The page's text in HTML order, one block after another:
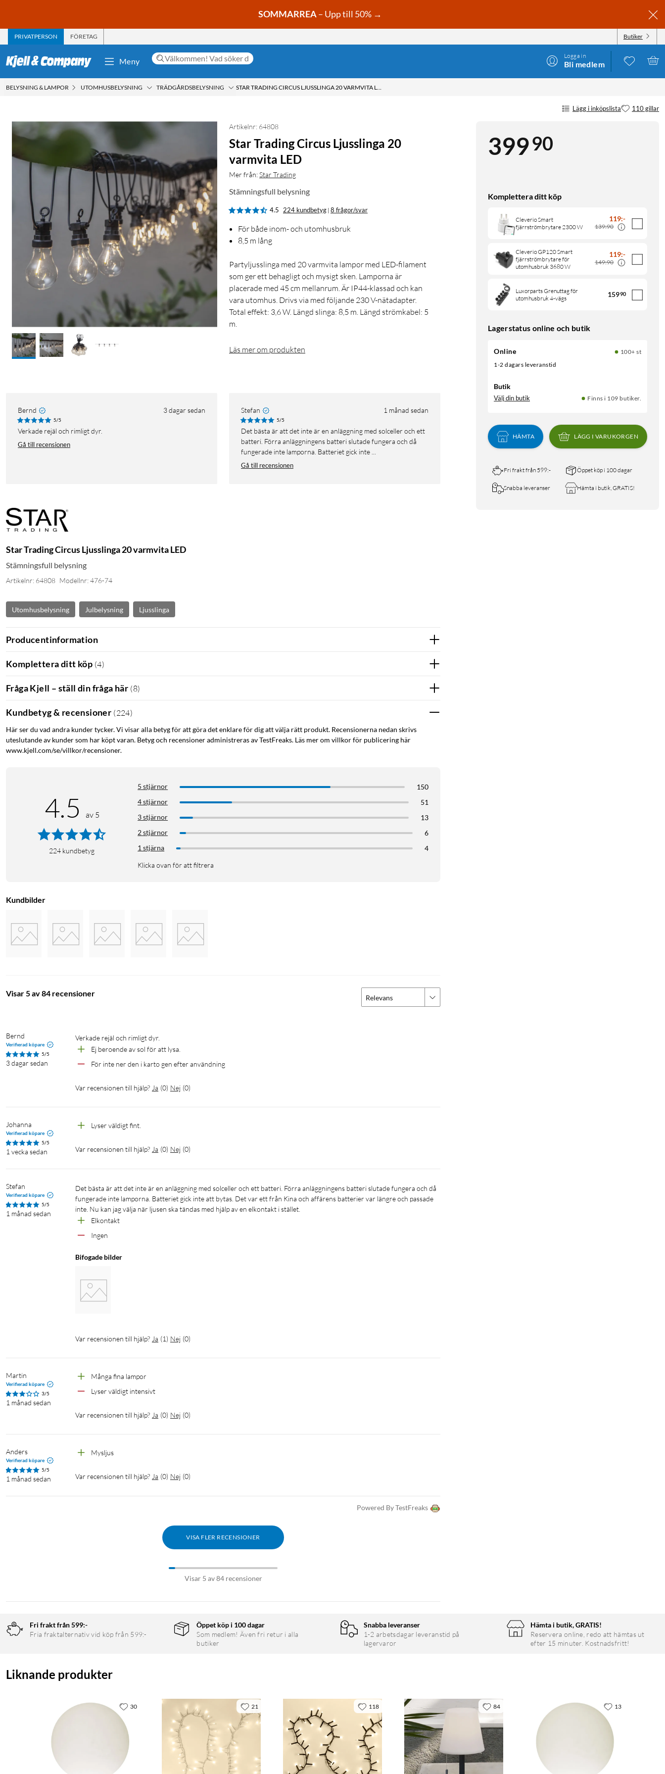
SOMMARREA– Upp till 50% →
PRIVATPERSON FÖRETAG Butiker
Meny
Logga in
Bli medlem
BELYSNING & LAMPOR UTOMHUSBELYSNING TRÄDGÅRDSBELYSNING STAR TRADING CIRCUS LJUSSLINGA 20 VARMVITA LED
Lägg i inköpslista 110 gillar
39990
Komplettera ditt köp
Cleverio Smart
fjärrströmbrytare 2300 W
119:-
139:90
Cleverio GP120 Smart
fjärrströmbrytare för
utomhusbruk 3680 W
119:-
149:90
Luxorparts Grenuttag för
utomhusbruk 4-vägs
15990
Lagerstatus online och butik
Online
100+ st
1-2 dagars leveranstid
Butik
Välj din butik Finns i 109 butiker.
HÄMTA LÄGG I VARUKORGEN
Fri frakt från 599:- Öppet köp i 100 dagar
Snabba leveranser Hämta i butik, GRATIS!
Artikelnr: 64808
Star Trading Circus Ljusslinga 20
varmvita LED
Mer från:Star Trading
Stämningsfull belysning
4.5 224 kundbetyg | 8 frågor/svar
För både inom- och utomhusbruk
8,5 m lång
Partyljusslinga med 20 varmvita lampor med LED-filament
som ger ett behagligt och mysigt sken. Lamporna är
placerade med 45 cm mellanrum. Är IP44-klassad och kan
vara utomhus. Drivs via med följande 230 V-nätadapter.
Total effekt: 3,6 W. Längd slinga: 8,5 m. Längd strömkabel: 5
m.
Läs mer om produkten
Bernd 3 dagar sedan
5/5
Verkade rejäl och rimligt dyr.
Gå till recensionen
Stefan 1 månad sedan
5/5
Det bästa är att det inte är en anläggning med solceller och ett
batteri. Förra anläggningens batteri slutade fungera och då
fungerade inte lamporna. Batteriet gick inte ...
Gå till recensionen
Star Trading Circus Ljusslinga 20 varmvita LED
Stämningsfull belysning
Artikelnr: 64808 Modellnr: 476-74
Utomhusbelysning Julbelysning Ljusslinga
Producentinformation
Komplettera ditt köp (4)
Fråga Kjell – ställ din fråga här (8)
Kundbetyg & recensioner (224)
Här ser du vad andra kunder tycker. Vi visar alla betyg för att göra det enklare för dig att välja rätt produkt. Recensionerna nedan skrivs
uteslutande av kunder som har köpt varan. Betyg och recensioner administreras av TestFreaks. Läs mer om villkor för publicering här
www.kjell.com/se/villkor/recensioner.
4.5 av 5
224 kundbetyg
5 stjärnor
150
4 stjärnor
51
3 stjärnor
13
2 stjärnor
6
1 stjärna
4
Klicka ovan för att filtrera
Kundbilder
Visar 5 av 84 recensioner Relevans
Bernd
Verifierad köpare
5/5
3 dagar sedan
Verkade rejäl och rimligt dyr.
Ej beroende av sol för att lysa.
För inte ner den i karto gen efter användning
Var recensionen till hjälp? Ja (0) Nej (0)
Johanna
Verifierad köpare
5/5
1 vecka sedan
Lyser väldigt fint.
Var recensionen till hjälp? Ja (0) Nej (0)
Stefan
Verifierad köpare
5/5
1 månad sedan
Det bästa är att det inte är en anläggning med solceller och ett batteri. Förra anläggningens batteri slutade fungera och då
fungerade inte lamporna. Batteriet gick inte att bytas. Det var ett från Kina och affärens batterier var längre och passade
inte. Nu kan jag välja när ljusen ska tändas med hjälp av en elkontakt i stället.
Elkontakt
Ingen
Bifogade bilder
Var recensionen till hjälp? Ja (1) Nej (0)
Martin
Verifierad köpare
3/5
1 månad sedan
Många fina lampor
Lyser väldigt intensivt
Var recensionen till hjälp? Ja (0) Nej (0)
Anders
Verifierad köpare
5/5
1 månad sedan
Mysljus
Var recensionen till hjälp? Ja (0) Nej (0)
Powered By TestFreaks
VISA FLER RECENSIONER
Visar 5 av 84 recensioner
Fri frakt från 599:-
Fria fraktalternativ vid köp från 599:-
Öppet köp i 100 dagar
Som medlem! Även fri retur i alla
butiker
Snabba leveranser
1-2 arbetsdagar leveranstid på
lagervaror
Hämta i butik, GRATIS!
Reservera online, redo att hämtas ut
efter 15 minuter. Kostnadsfritt!
Liknande produkter
30 21 118 84 13